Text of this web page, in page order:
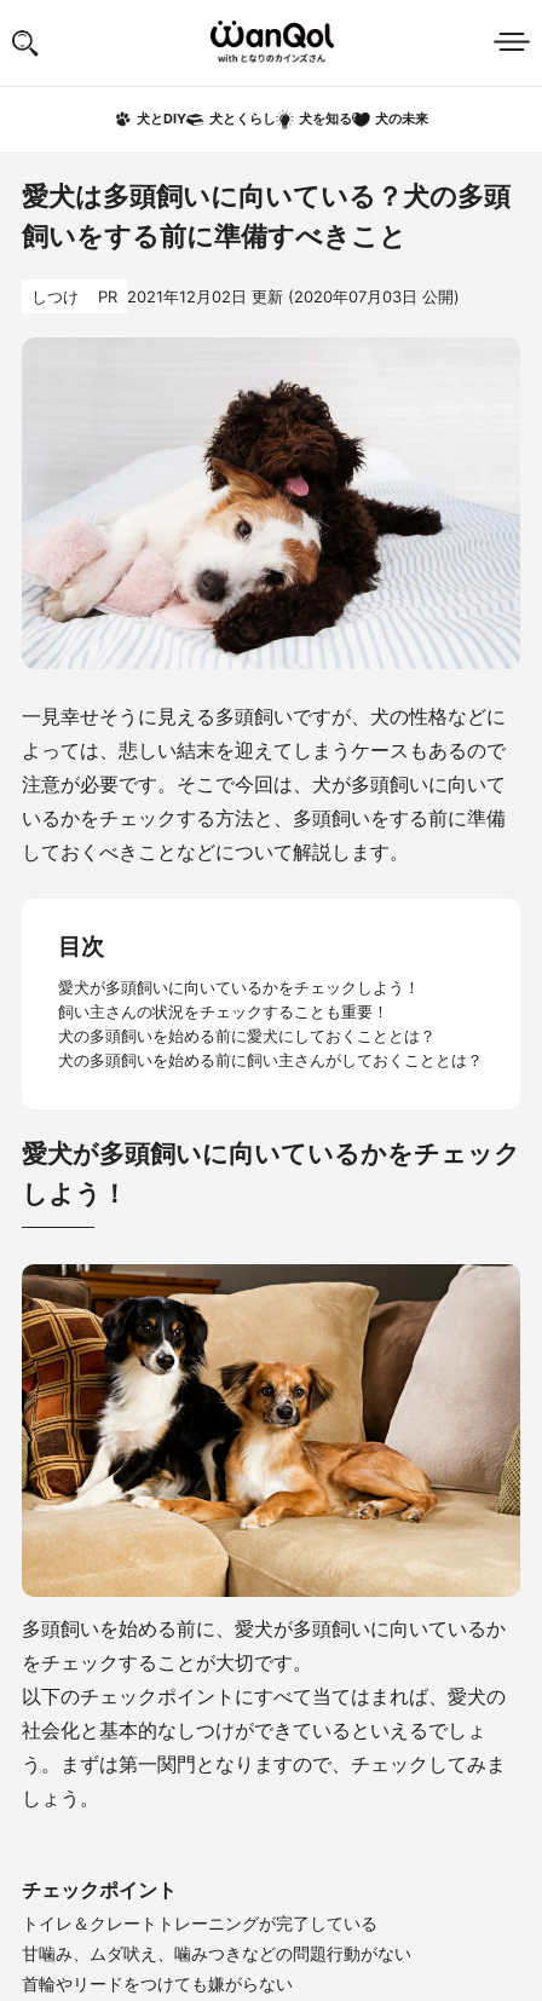
犬とDIY 犬とくらし 犬を知る 犬の未来
愛犬は多頭飼いに向いている？犬の多頭
飼いをする前に準備すべきこと
しつけ PR 2021年12月02日 更新 (2020年07月03日 公開)
一見幸せそうに見える多頭飼いですが、犬の性格などに
よっては、悲しい結末を迎えてしまうケースもあるので
注意が必要です。そこで今回は、犬が多頭飼いに向いて
いるかをチェックする方法と、多頭飼いをする前に準備
しておくべきことなどについて解説します。
目次
愛犬が多頭飼いに向いているかをチェックしよう！
飼い主さんの状況をチェックすることも重要！
犬の多頭飼いを始める前に愛犬にしておくこととは？
犬の多頭飼いを始める前に飼い主さんがしておくこととは？
愛犬が多頭飼いに向いているかをチェック
しよう！
多頭飼いを始める前に、愛犬が多頭飼いに向いているか
をチェックすることが大切です。
以下のチェックポイントにすべて当てはまれば、愛犬の
社会化と基本的なしつけができているといえるでしょ
う。まずは第一関門となりますので、チェックしてみま
しょう。
チェックポイント
トイレ＆クレートトレーニングが完了している
甘噛み、ムダ吠え、噛みつきなどの問題行動がない
首輪やリードをつけても嫌がらない